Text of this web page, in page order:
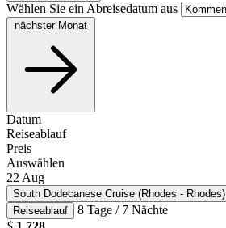
Wählen Sie ein Abreisedatum aus
nächster Monat
Datum
Reiseablauf
Preis
Auswählen
22 Aug
South Dodecanese Cruise (Rhodes - Rhodes)
Reiseablauf
8 Tage / 7 Nächte